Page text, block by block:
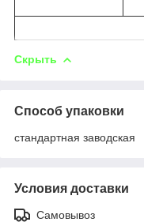
Скрыть
Способ упаковки
стандартная заводская
Условия доставки
Самовывоз